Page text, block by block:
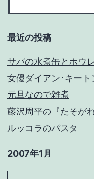
最近の投稿
サバの水煮缶とホウ
女優ダイアン･キート
元旦なので雑煮
藤沢周平の『たそが
ルッコラのパスタ
2007年1月